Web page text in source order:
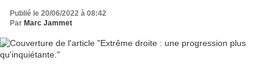
Publié le 20/06/2022 à 08:42
Par Marc Jammet